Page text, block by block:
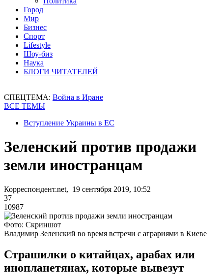
Город
Мир
Бизнес
Спорт
Lifestyle
Шоу-биз
Наука
БЛОГИ ЧИТАТЕЛЕЙ
СПЕЦТЕМА: Война в Иране
ВСЕ ТЕМЫ
Вступление Украины в ЕС
Зеленский против продажи
земли иностранцам
Корреспондент.net, 19 сентября 2019, 10:52
37
10987
Фото: Скриншот
Владимир Зеленский во время встречи с аграриями в Киеве
Страшилки о китайцах, арабах или
инопланетянах, которые вывезут